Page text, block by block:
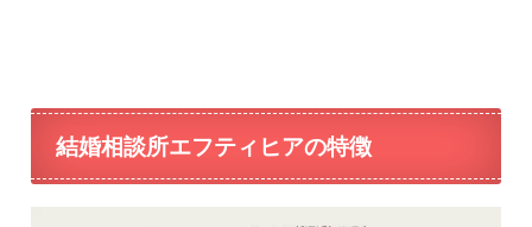
結婚相談所エフティヒアの特徴